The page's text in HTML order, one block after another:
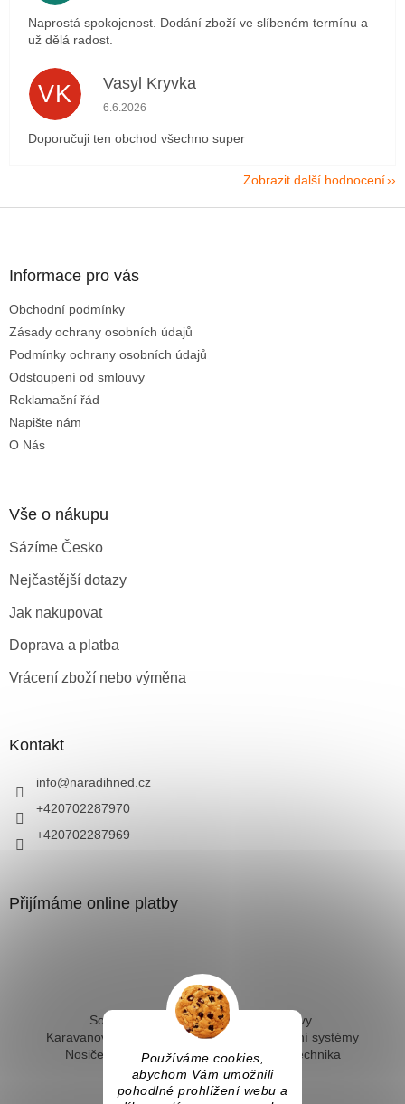
Používáme cookies,
abychom Vám umožnili
pohodlné prohlížení webu a
Naprostá spokojenost. Dodání zboží ve slíbeném termínu a
už dělá radost.
VK Vasyl Kryvka
Hodnocení obchodu je 5 z 5 hvězdiček.
6.6.2026
Doporučuji ten obchod všechno super
Zobrazit další hodnocení
Informace pro vás
Obchodní podmínky
Zásady ochrany osobních údajů
Podmínky ochrany osobních údajů
Odstoupení od smlouvy
Reklamační řád
Napište nám
O Nás
Vše o nákupu
Sázíme Česko
Nejčastější dotazy
Jak nakupovat
Doprava a platba
Vrácení zboží nebo výměna
Kontakt
info@naradihned.cz
+420702287970
+420702287969
Přijímáme online platby
Solární ohřev vody - kompletní sestavy
Karavanové solární systémy
Ostrovní solární systémy
Nosiče kol na tažné
Hevery a dílenská technika
Fotovoltaický ohřev vody